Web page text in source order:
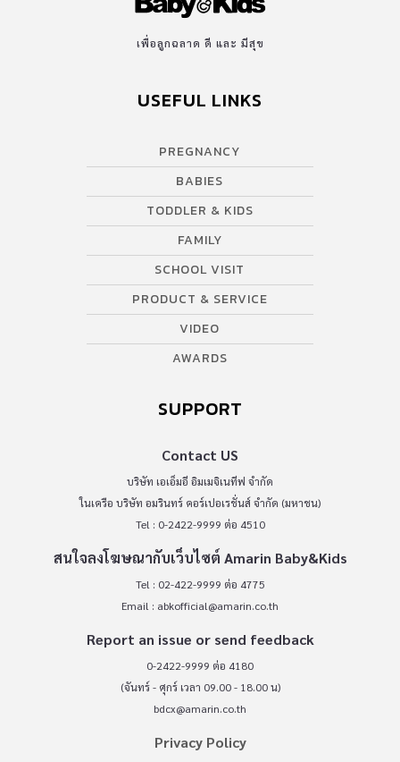
เพื่อลูกฉลาด ดี และ มีสุข
USEFUL LINKS
PREGNANCY
BABIES
TODDLER & KIDS
FAMILY
SCHOOL VISIT
PRODUCT & SERVICE
VIDEO
AWARDS
SUPPORT
Contact US
บริษัท เอเอ็มอี อิมเมจิเนทีฟ จำกัด
ในเครือ บริษัท อมรินทร์ คอร์เปอเรชั่นส์ จำกัด (มหาชน)
Tel : 0-2422-9999 ต่อ 4510
สนใจลงโฆษณากับเว็บไซต์ Amarin Baby&Kids
Tel : 02-422-9999 ต่อ 4775
Email : abkofficial@amarin.co.th
Report an issue or send feedback
0-2422-9999 ต่อ 4180
(จันทร์ - ศุกร์ เวลา 09.00 - 18.00 น)
bdcx@amarin.co.th
Privacy Policy